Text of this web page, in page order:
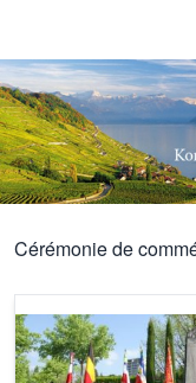
Cérémonie de